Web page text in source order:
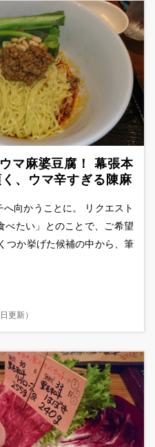
マ麻婆豆腐！ 幕張本
、ウマ辛すぎる陳麻
向かうことに。 リクエスト
べたい」とのことで、ご希望
つか挙げた候補の中から、筆
更新）